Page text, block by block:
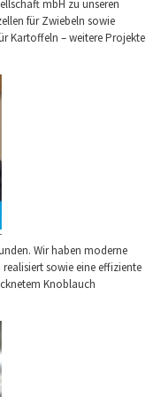
mbH zu unseren
für Zwiebeln sowie
Kartoffeln – weitere Projekte
Wir haben moderne
sowie eine effiziente
Knoblauch